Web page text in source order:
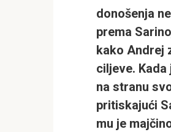
donošenja
prema
kako Andrej
ciljeve.
na stranu
pritiskajući
mu je